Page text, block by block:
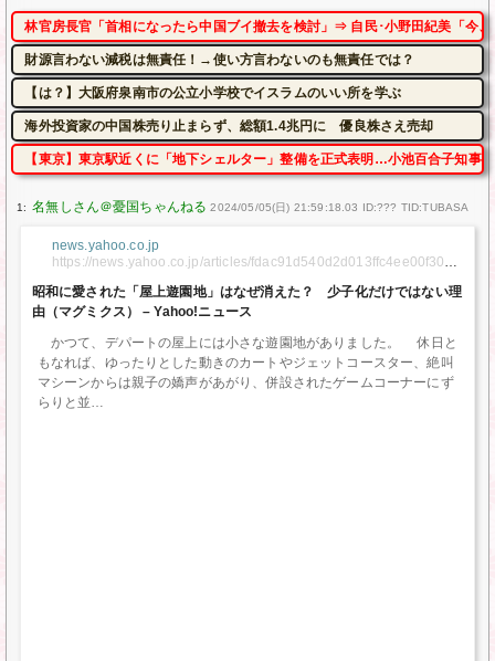
林官房長官「首相になったら中国ブイ撤去を検討」⇒ 自民･小野田紀美「今
財源言わない減税は無責任！→使い方言わないのも無責任では？
【は？】大阪府泉南市の公立小学校でイスラムのいい所を学ぶ
海外投資家の中国株売り止まらず、総額1.4兆円に 優良株さえ売却
【東京】東京駅近くに「地下シェルター」整備を正式表明…小池百合子知事
1: 2024/05/05(日) 21:59:18.03 ID:??? TID:TUBASA
news.yahoo.co.jp
https://news.yahoo.co.jp/articles/fdac91d540d2d013ffc4ee00f30bc
昭和に愛された「屋上遊園地」はなぜ消えた？ 少子化だけではない理
由（マグミクス） – Yahoo!ニュース
かつて、デパートの屋上には小さな遊園地がありました。 休日と
もなれば、ゆったりとした動きのカートやジェットコースター、絶叫
マシーンからは親子の嬌声があがり、併設されたゲームコーナーにず
らりと並